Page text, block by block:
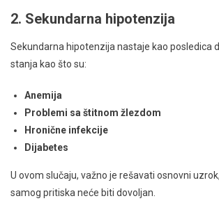
2. Sekundarna hipotenzija
Sekundarna hipotenzija nastaje kao posledica
stanja kao što su:
Anemija
Problemi sa štitnom žlezdom
Hronične infekcije
Dijabetes
U ovom slučaju, važno je rešavati osnovni
samog pritiska neće biti dovoljan.